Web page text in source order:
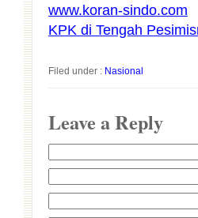
www.koran-sindo.com
KPK di Tengah
Filed under : Nasional
Leave a Reply